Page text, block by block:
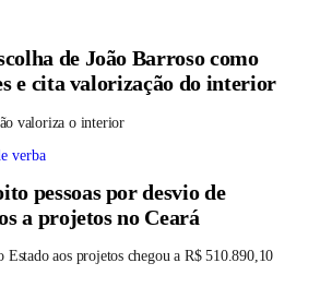
de João Barroso como
e cita valorização do interior
valoriza o interior
verba
pessoas por desvio de
a projetos no Ceará
aos projetos chegou a R$ 510.890,10